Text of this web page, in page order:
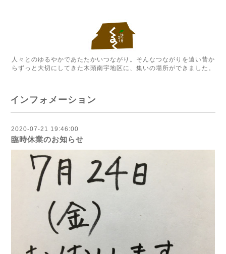
人々とのゆるやかであたたかいつながり。そんなつながりを遠い昔か
らずっと大切にしてきた木頭南宇地区に、集いの場所ができました。
インフォメーション
2020-07-21 19:46:00
臨時休業のお知らせ